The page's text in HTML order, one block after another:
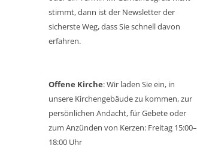
stimmt, dann ist der Newsletter der
sicherste Weg, dass Sie schnell davon
erfahren.
Offene Kirche: Wir laden Sie ein, in
unsere Kirchengebäude zu kommen, zur
persönlichen Andacht, für Gebete oder
zum Anzünden von Kerzen: Freitag 15:00–
18:00 Uhr